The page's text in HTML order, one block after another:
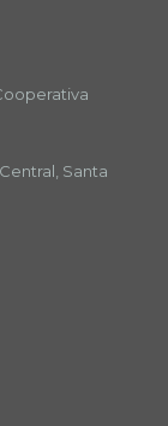
Santa